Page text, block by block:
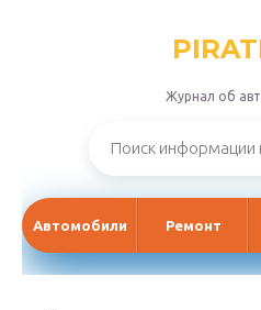
Журнал об
Автомобили Ремонт